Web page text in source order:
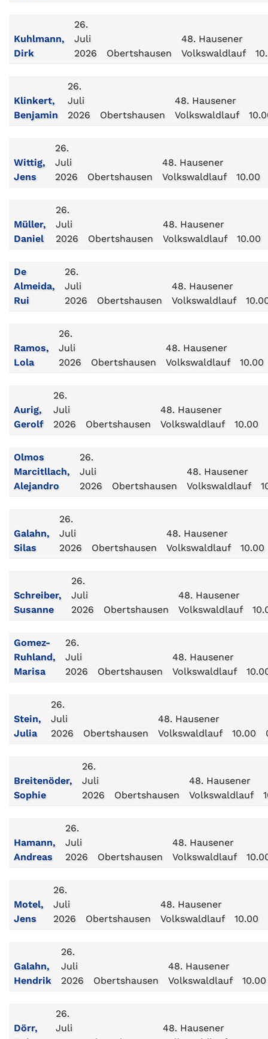
Kuhlmann,
Dirk
26.
Juli
2026
Obertshausen
48. Hausener
Volkswaldlauf
Klinkert,
Benjamin
26.
Juli
2026
Obertshausen
48. Hausener
Volkswaldlauf
Wittig,
Jens
26.
Juli
2026
Obertshausen
48. Hausener
Volkswaldlauf
10.00
Müller,
Daniel
26.
Juli
2026
Obertshausen
48. Hausener
Volkswaldlauf
10.00
De
Almeida,
Rui
26.
Juli
2026
Obertshausen
48. Hausener
Volkswaldlauf
Ramos,
Lola
26.
Juli
2026
Obertshausen
48. Hausener
Volkswaldlauf
10.00
Aurig,
Gerolf
26.
Juli
2026
Obertshausen
48. Hausener
Volkswaldlauf
10.00
Olmos
Marcitllach,
Alejandro
26.
Juli
2026
Obertshausen
48. Hausener
Volkswaldlauf
Galahn,
Silas
26.
Juli
2026
Obertshausen
48. Hausener
Volkswaldlauf
10.00
Schreiber,
Susanne
26.
Juli
2026
Obertshausen
48. Hausener
Volkswaldlauf
Gomez-
Ruhland,
Marisa
26.
Juli
2026
Obertshausen
48. Hausener
Volkswaldlauf
Stein,
Julia
26.
Juli
2026
Obertshausen
48. Hausener
Volkswaldlauf
10.00
Breitenöder,
Sophie
26.
Juli
2026
Obertshausen
48. Hausener
Volkswaldlauf
Hamann,
Andreas
26.
Juli
2026
Obertshausen
48. Hausener
Volkswaldlauf
Motel,
Jens
26.
Juli
2026
Obertshausen
48. Hausener
Volkswaldlauf
10.00
Galahn,
Hendrik
26.
Juli
2026
Obertshausen
48. Hausener
Volkswaldlauf
10.00
Dörr,
26.
Juli
48. Hausener